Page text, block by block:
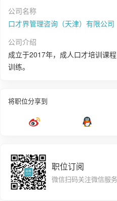
公司名称
口才界管理咨询（天津）有限公司
公司介绍
成立于2017年，成人口才培训课
训练。
将职位分享到
职位订阅
微信扫码关注微信服